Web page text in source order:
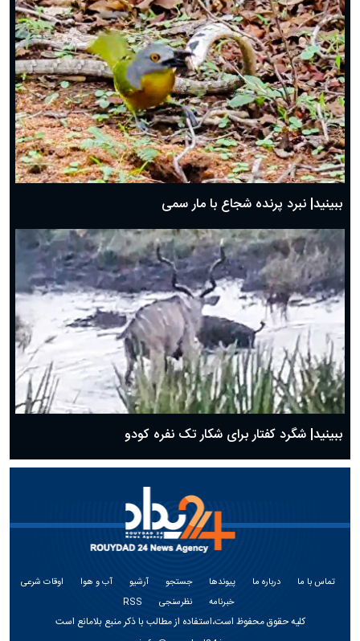
ببینید| نبرد پرنده شجاع با مار سمی
ببینید| شگرد کفتار برای شکار تک نفره کودو
تماس با ما درباره ما پیوندها جستجو آرشیو آب و هوا
اوقات شرعی
خبرنامه
نظرسنجی RSS
کلیه حقوق محفوظ است،استفاده از مطالب با ذکر منبع بلامانع است